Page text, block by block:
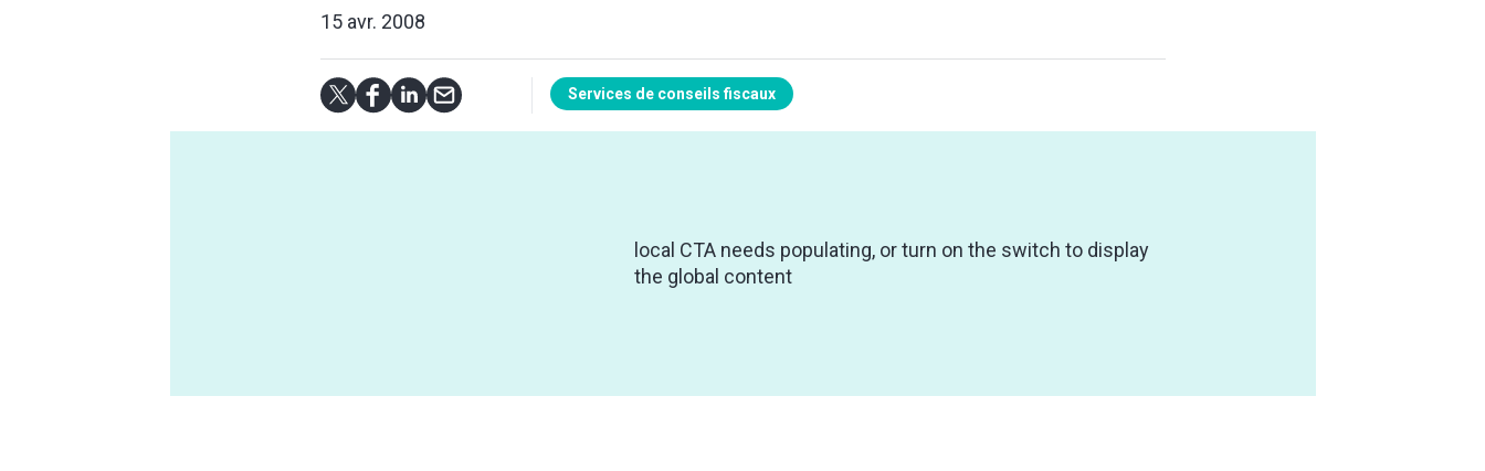
15 avr. 2008
Services de conseils fiscaux
local CTA needs populating, or turn on the switch to display
the global content